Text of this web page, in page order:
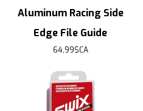
Aluminum Racing Side
Edge File Guide
64,99$CA